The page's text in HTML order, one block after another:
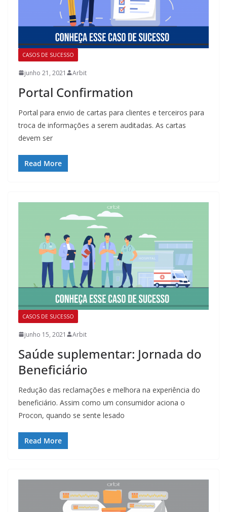
CASOS DE SUCESSO
junho 21, 2021 Arbit
Portal Confirmation
Portal para envio de cartas para clientes e terceiros para
troca de informações a serem auditadas. As cartas
devem ser
Read More
CASOS DE SUCESSO
junho 15, 2021 Arbit
Saúde suplementar: Jornada do
Beneficiário
Redução das reclamações e melhora na experiência do
beneficiário. Assim como um consumidor aciona o
Procon, quando se sente lesado
Read More